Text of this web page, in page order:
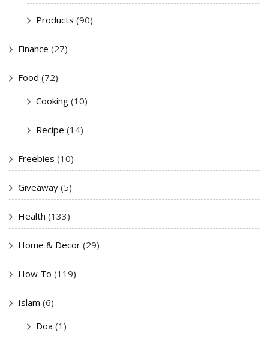
Products (90)
Finance (27)
Food (72)
Cooking (10)
Recipe (14)
Freebies (10)
Giveaway (5)
Health (133)
Home & Decor (29)
How To (119)
Islam (6)
Doa (1)